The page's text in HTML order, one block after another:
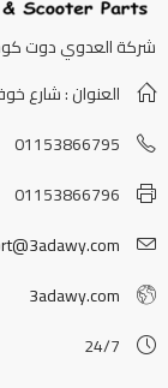
شركة العدوي دوت
العنوان : شارع
01153866795
01153866796
3adawy.com
24/7